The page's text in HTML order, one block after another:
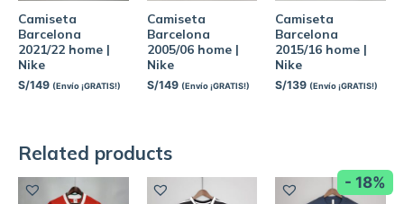
Camiseta
Barcelona
2021/22 home |
Nike
S/149 (Envío ¡GRATIS!)
Camiseta
Barcelona
2005/06 home |
Nike
S/149 (Envío ¡GRATIS!)
Camiseta
Barcelona
2015/16 home |
Nike
S/139 (Envío ¡GRATIS!)
Related products
- 18%